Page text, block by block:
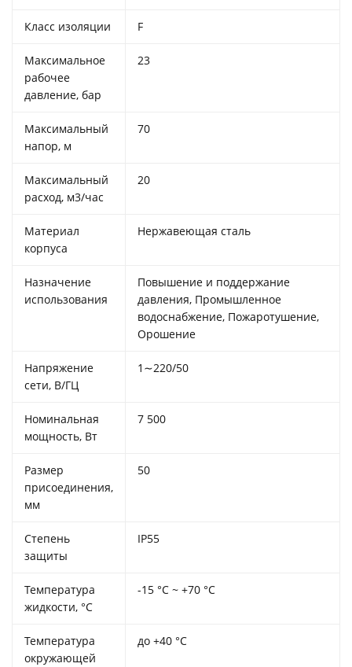
Класс изоляции F
Максимальное
рабочее
давление, бар
23
Максимальный
напор, м
70
Максимальный
расход, м3/час
20
Материал
корпуса
Нержавеющая сталь
Назначение
использования
Повышение и поддержание
давления, Промышленное
водоснабжение, Пожаротушение,
Орошение
Напряжение
сети, В/ГЦ
1∼220/50
Номинальная
мощность, Вт
7 500
Размер
присоединения,
мм
50
Степень
защиты
IP55
Температура
жидкости, °С
-15 °С ~ +70 °С
Температура
окружающей
до +40 °С